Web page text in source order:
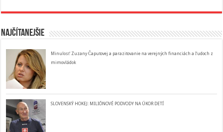
Najčítanejšie
Minulosť Zuzany Čaputovej a parazitovanie na verejných financiách a ľudoch z
mimovládok
SLOVENSKÝ HOKEJ: MILIÓNOVÉ PODVODY NA ÚKOR DETÍ